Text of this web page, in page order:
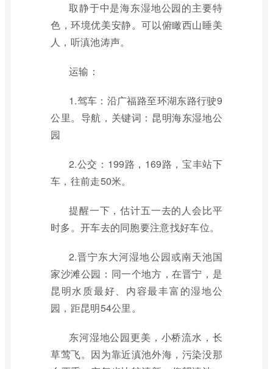
取静于中是海东湿地公园的主要特
色，环境优美安静。可以俯瞰西山睡美
人，听滇池涛声。
运输：
1.驾车：沿广福路至环湖东路行驶9
公里。导航，关键词：昆明海东湿地公
园
2.公交：199路，169路，宝丰站下
车，往前走50米。
提醒一下，估计五一去的人会比平
时多。开车去的同胞要注意找好车位。
2.晋宁东大河湿地公园或南天池国
家沙滩公园：同一个地方，在晋宁，是
昆明水质最好、内容最丰富的湿地公
园，距昆明54公里。
东河湿地公园更美，小桥流水，长
草莺飞。因为靠近滇池外海，污染没那